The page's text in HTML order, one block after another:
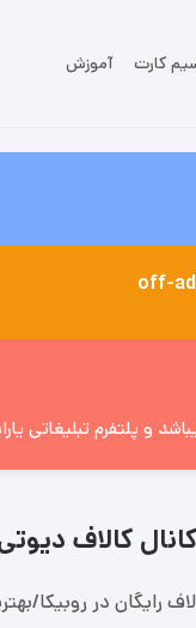
کارت آموزش
و پلتفرم تبلیغاتی
کانال کالاف
رایگان در روبیکا/